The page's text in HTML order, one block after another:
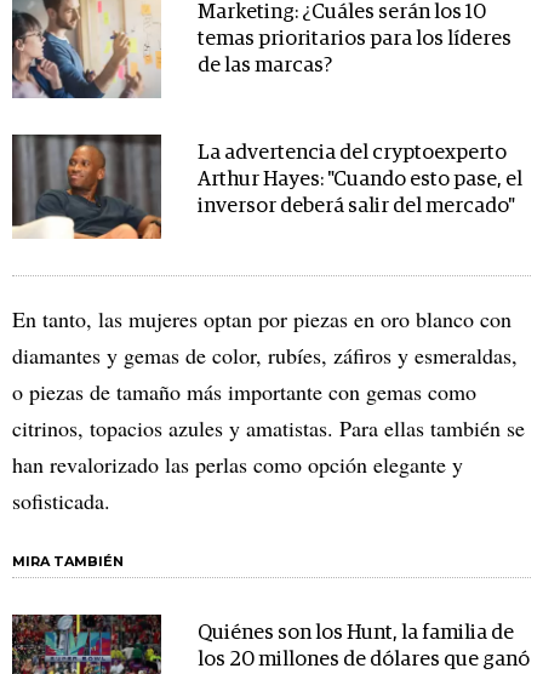
Marketing: ¿Cuáles serán los 10
temas prioritarios para los líderes
de las marcas?
La advertencia del cryptoexperto
Arthur Hayes: "Cuando esto pase, el
inversor deberá salir del mercado"
En tanto, las mujeres optan por piezas en oro blanco con
diamantes y gemas de color, rubíes, záfiros y esmeraldas,
o piezas de tamaño más importante con gemas como
citrinos, topacios azules y amatistas. Para ellas también se
han revalorizado las perlas como opción elegante y
sofisticada.
MIRA TAMBIÉN
Quiénes son los Hunt, la familia de
los 20 millones de dólares que ganó